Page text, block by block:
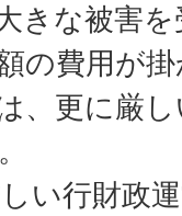
きな被害
の費用が
、更に厳
い行財政